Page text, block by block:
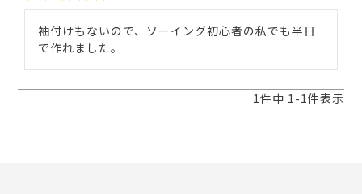
袖付けもないので、ソーイング初心者の私でも半日
で作れました。
1件中 1-1件表示